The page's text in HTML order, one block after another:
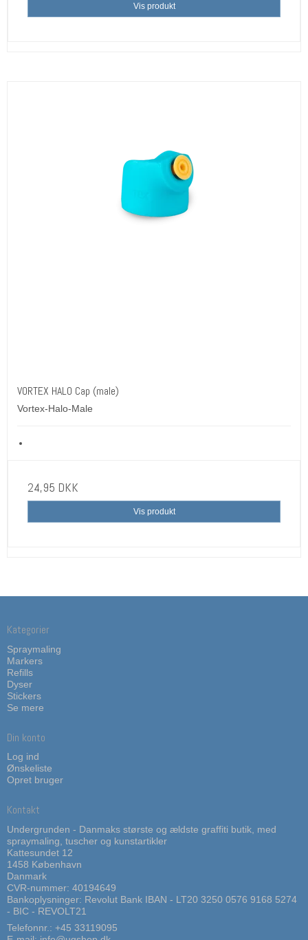
Vis produkt
VORTEX HALO Cap (male)
Vortex-Halo-Male
24,95 DKK
Vis produkt
Kategorier
Spraymaling
Markers
Refills
Dyser
Stickers
Se mere
Din konto
Log ind
Ønskeliste
Opret bruger
Kontakt
Undergrunden - Danmaks største og ældste graffiti butik, med
spraymaling, tuscher og kunstartikler
Kattesundet 12
1458 København
Danmark
CVR-nummer: 40194649
Bankoplysninger: Revolut Bank IBAN - LT20 3250 0576 9168 5274
- BIC - REVOLT21
Telefonnr.: +45 33119095